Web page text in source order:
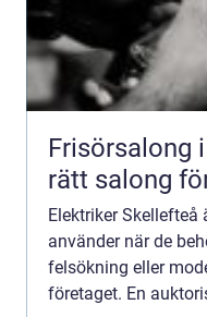
Frisörsalong
rätt salong
Elektriker
använder när de
felsökning eller
företaget. En